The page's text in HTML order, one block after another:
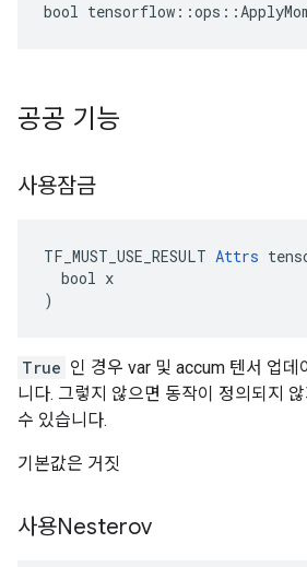
bool
공공 기능
사용잠금
TF_MUST_USE_RESULT Attrs
  bool x
)
True 인 경우 var 및 accum 텐서 업데
니다. 그렇지 않으면 동작이 정의되지
수 있습니다.
기본값은 거짓
사용Nesterov